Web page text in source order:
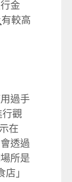
金
有較高
過手
行觀
在
透過
所是
店」